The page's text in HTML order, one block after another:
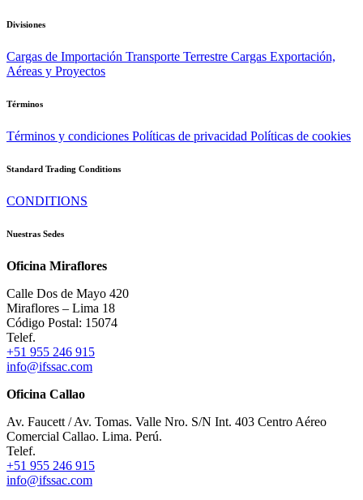
Divisiones
Cargas de Importación Transporte Terrestre Cargas Exportación,
Aéreas y Proyectos
Términos
Términos y condiciones Políticas de privacidad Políticas de cookies
Standard Trading Conditions
CONDITIONS
Nuestras Sedes
Oficina Miraflores
Calle Dos de Mayo 420
Miraflores – Lima 18
Código Postal: 15074
Telef.
+51 955 246 915
info@ifssac.com
Oficina Callao
Av. Faucett / Av. Tomas. Valle Nro. S/N Int. 403 Centro Aéreo
Comercial Callao. Lima. Perú.
Telef.
+51 955 246 915
info@ifssac.com